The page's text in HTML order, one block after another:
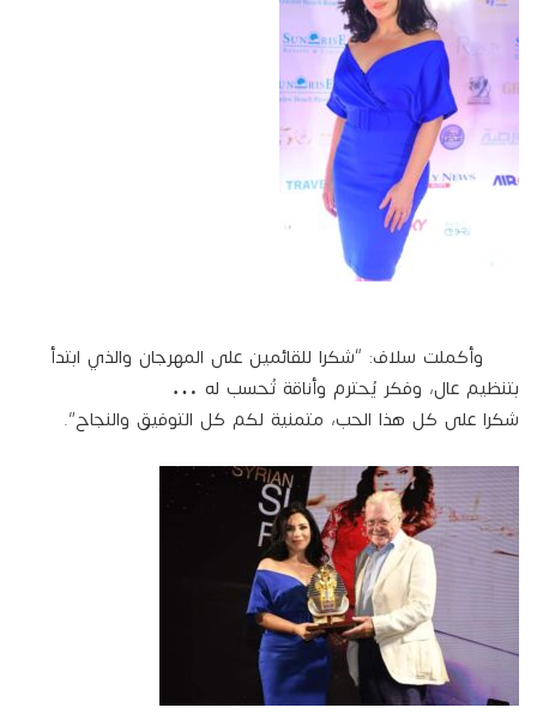
وأكملت سلاف: “شكرا للقائمين على المهرجان والذي ابتدأ
بتنظيم عال، وفكر يُحترم وأناقة تُحسب له …
شكرا على كل هذا الحب، متمنية لكم كل التوفيق والنجاح”.